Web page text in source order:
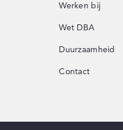
Werken bij
Wet DBA
Duurzaamheid
Contact